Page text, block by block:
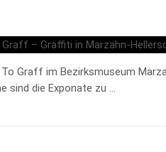
Graff im Bezirksmuseum
sind die Exponate zu …